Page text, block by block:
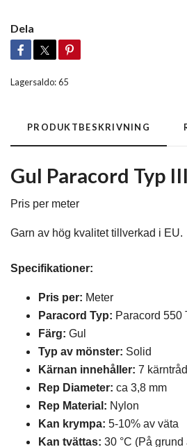
Dela
Lagersaldo:65
PRODUKTBESKRIVNING
Gul Paracord Typ III
Pris per meter
Garn av hög kvalitet tillverkad i EU.
Specifikationer:
Pris per: Meter
Paracord Typ: Paracord 550
Färg: Gul
Typ av mönster: Solid
Kärnan innehåller: 7
Rep Diameter: ca 3,8 mm
Rep Material: Nylon
Kan krympa: 5-10% av väta
Kan tvättas: 30 °C (På